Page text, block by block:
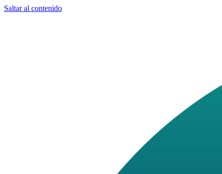
Saltar al contenido